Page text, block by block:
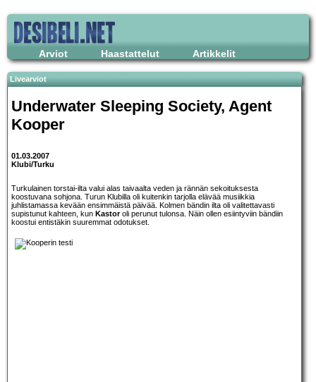
Arviot Haastattelut Artikkelit
Livearviot
Underwater Sleeping Society, Agent
Kooper
01.03.2007
Klubi/Turku
Turkulainen torstai-ilta valui alas taivaalta veden ja rännän sekoituksesta
koostuvana sohjona. Turun Klubilla oli kuitenkin tarjolla elävää musiikkia
juhlistamassa kevään ensimmäistä päivää. Kolmen bändin ilta oli valitettavasti
supistunut kahteen, kun Kastoroli perunut tulonsa. Näin ollen esiintyviin bändiin
koostui entistäkin suuremmat odotukset.